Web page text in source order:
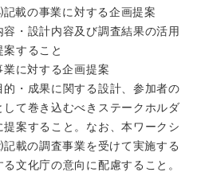
載の事業に対する企画提案
・設計内容及び調査結果の活用
すること
に対する企画提案
的・成果に関する設計、参加者の
て巻き込むべきステークホルダ
案すること。なお、本ワークシ
載の調査事業を受けて実施する
文化庁の意向に配慮すること。